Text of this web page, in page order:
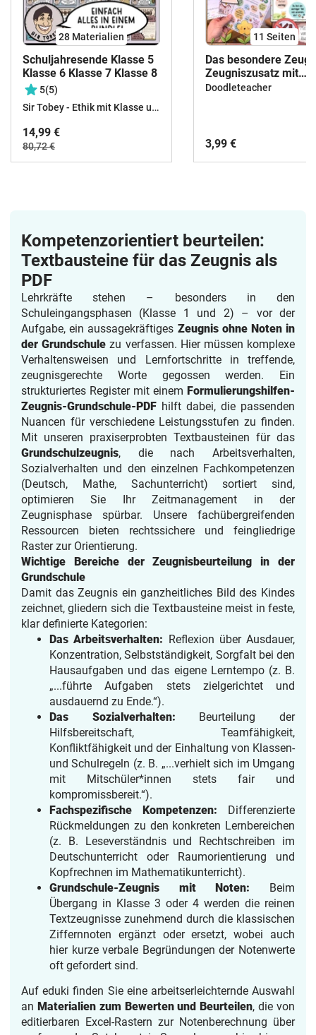
28 Materialien
Schuljahresende Klasse 5
Klasse 6 Klasse 7 Klasse 8
5(5)
Sir Tobey - Ethik mit Klasse und alles zum Schulstart
14,99 €
80,72 €
11 Seiten
Das besondere
Zeugniszusatz mit
Mutmachern
Doodleteacher
3,99 €
Kompetenzorientiert beurteilen:
Textbausteine für das Zeugnis als
PDF
Lehrkräfte stehen – besonders in den
Schuleingangsphasen (Klasse 1 und 2) – vor der
Aufgabe, ein aussagekräftiges Zeugnis ohne Noten in
der Grundschule zu verfassen. Hier müssen komplexe
Verhaltensweisen und Lernfortschritte in treffende,
zeugnisgerechte Worte gegossen werden. Ein
strukturiertes Register mit einem Formulierungshilfen-
Zeugnis-Grundschule-PDF hilft dabei, die passenden
Nuancen für verschiedene Leistungsstufen zu finden.
Mit unseren praxiserprobten Textbausteinen für das
Grundschulzeugnis, die nach Arbeitsverhalten,
Sozialverhalten und den einzelnen Fachkompetenzen
(Deutsch, Mathe, Sachunterricht) sortiert sind,
optimieren Sie Ihr Zeitmanagement in der
Zeugnisphase spürbar. Unsere fachübergreifenden
Ressourcen bieten rechtssichere und feingliedrige
Raster zur Orientierung.
Wichtige Bereiche der Zeugnisbeurteilung in der
Grundschule
Damit das Zeugnis ein ganzheitliches Bild des Kindes
zeichnet, gliedern sich die Textbausteine meist in feste,
klar definierte Kategorien:
Das Arbeitsverhalten: Reflexion über Ausdauer,
Konzentration, Selbstständigkeit, Sorgfalt bei den
Hausaufgaben und das eigene Lerntempo (z. B.
„...führte Aufgaben stets zielgerichtet und
ausdauernd zu Ende.“).
Das Sozialverhalten: Beurteilung der
Hilfsbereitschaft, Teamfähigkeit,
Konfliktfähigkeit und der Einhaltung von Klassen-
und Schulregeln (z. B. „...verhielt sich im Umgang
mit Mitschüler*innen stets fair und
kompromissbereit.“).
Fachspezifische Kompetenzen: Differenzierte
Rückmeldungen zu den konkreten Lernbereichen
(z. B. Leseverständnis und Rechtschreiben im
Deutschunterricht oder Raumorientierung und
Kopfrechnen im Mathematikunterricht).
Grundschule-Zeugnis mit Noten: Beim
Übergang in Klasse 3 oder 4 werden die reinen
Textzeugnisse zunehmend durch die klassischen
Ziffernnoten ergänzt oder ersetzt, wobei auch
hier kurze verbale Begründungen der Notenwerte
oft gefordert sind.
Auf eduki finden Sie eine arbeitserleichternde Auswahl
an Materialien zum Bewerten und Beurteilen, die von
editierbaren Excel-Rastern zur Notenberechnung über